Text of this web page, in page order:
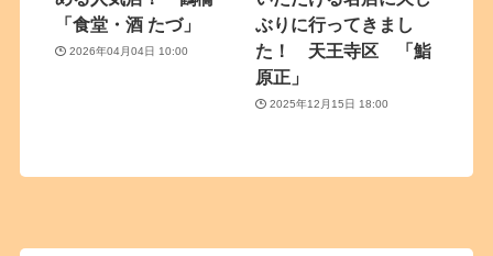
「食堂・酒 たづ」
2026年04月04日 10:00
ぶりに行ってきまし
た！ 天王寺区 「鮨
原正」
2025年12月15日 18:00